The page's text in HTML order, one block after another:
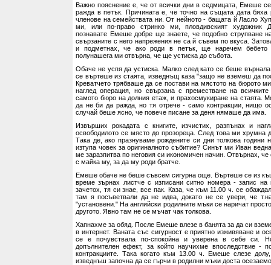
Важно пояснение е, че от всички дни в седмицата, Емеше
ражда в петък. Причината е, че точно на същата дата бяха
членове на семействата ни. От нейното - бащата й Ласло
ми, или по-право стринко ми, пловдивският художник
познавате Емеше добре ще знаете, че подобно струпване
свързаните с него напрежения не са й съвем по вкуса.
и подметнах, че ако роди в петък, ще наречем бебето
полунашега ми отвърна, че ще устиска до събота.
Обаче не успя да устиска. Малко след като се беше върнала
се въртеше из стаята, изведнъщ каза "защо не вземеш да
Креватчето трябваше да се постави на мястото на бюрото
наглед операция, но свързана с преместване на
самото бюро на долния етаж, и прахосмукиране на стаята.
да не би да ражда, но тя отрече - само контракции, нищо
случай беше ясно, че повече писане за деня нямаше да има.
Извърших рокадата с книгите, изчистих, разпънах и
освободилото се място до прозореца. След това ми хрумна
Така де, ако празнуваме рождените си дни толкова години
изтупа човек за оригиналното събитие? Синът ми Иван
ме заразпитва по неговия си икономичен начин. Отвърнах, че
с майка му, за да му роди братче.
Емеше обаче не беше съвсем сигурна още. Въртеше се из
време зърнах листче с изписани ситно номера - запис на
зачетох, тя си знае, все пак. Каза, че към 11.00 ч. се
там я посъветвали да не идва, докато не се увери, че
"установени." На английски родилните мъки се наричат
другото. Явно там не се мъчат чак толкова.
Хапнахме за обяд. После Емеше влезе в банята за да си
в интернет. Ваната със сигурност е приятно изживяване и
се е почувствала по-спокойна и уверена в себе си.
допълнителен ефект, за който научихме впоследствие -
контракциите. Така когато към 13.00 ч. Емеше слезе
изведнъш започна да се гърчи в родилни мъки доста